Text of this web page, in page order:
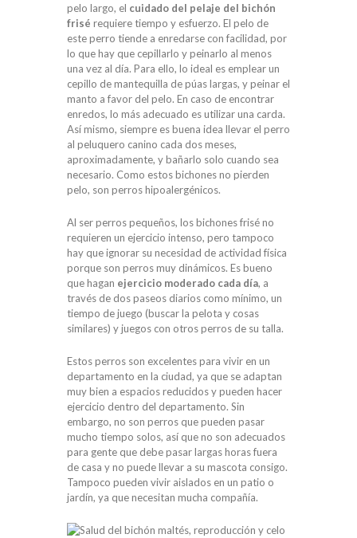
pelo largo, el cuidado del pelaje del bichón
frisé requiere tiempo y esfuerzo. El pelo de
este perro tiende a enredarse con facilidad, por
lo que hay que cepillarlo y peinarlo al menos
una vez al día. Para ello, lo ideal es emplear un
cepillo de mantequilla de púas largas, y peinar el
manto a favor del pelo. En caso de encontrar
enredos, lo más adecuado es utilizar una carda.
Así mismo, siempre es buena idea llevar el perro
al peluquero canino cada dos meses,
aproximadamente, y bañarlo solo cuando sea
necesario. Como estos bichones no pierden
pelo, son perros hipoalergénicos.
Al ser perros pequeños, los bichones frisé no
requieren un ejercicio intenso, pero tampoco
hay que ignorar su necesidad de actividad física
porque son perros muy dinámicos. Es bueno
que hagan ejercicio moderado cada día, a
través de dos paseos diarios como mínimo, un
tiempo de juego (buscar la pelota y cosas
similares) y juegos con otros perros de su talla.
Estos perros son excelentes para vivir en un
departamento en la ciudad, ya que se adaptan
muy bien a espacios reducidos y pueden hacer
ejercicio dentro del departamento. Sin
embargo, no son perros que pueden pasar
mucho tiempo solos, así que no son adecuados
para gente que debe pasar largas horas fuera
de casa y no puede llevar a su mascota consigo.
Tampoco pueden vivir aislados en un patio o
jardín, ya que necesitan mucha compañía.